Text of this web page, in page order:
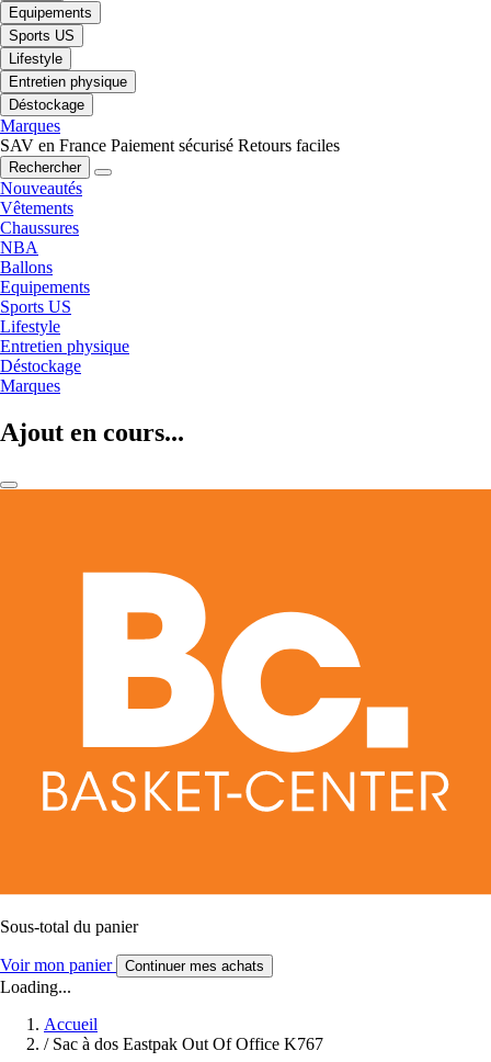
Equipements
Sports US
Lifestyle
Entretien physique
Déstockage
Marques
SAV en France Paiement sécurisé Retours faciles
Rechercher
Nouveautés
Vêtements
Chaussures
NBA
Ballons
Equipements
Sports US
Lifestyle
Entretien physique
Déstockage
Marques
Ajout en cours...
Sous-total du panier
Voir mon panier Continuer mes achats
Loading...
Accueil
/ Sac à dos Eastpak Out Of Office K767